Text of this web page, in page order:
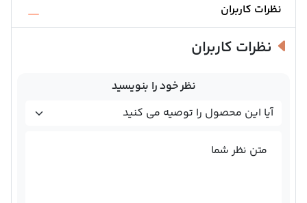
نظرات کاربران
نظرات کاربران
نظر خود را بنویسید
متن نظر شما